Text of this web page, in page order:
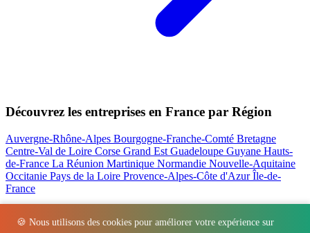
🍪 Nous utilisons des cookies pour améliorer votre expérience sur
Découvrez les entreprises en France par Région
Auvergne-Rhône-Alpes Bourgogne-Franche-Comté Bretagne
Centre-Val de Loire Corse Grand Est Guadeloupe Guyane Hauts-
de-France La Réunion Martinique Normandie Nouvelle-Aquitaine
Occitanie Pays de la Loire Provence-Alpes-Côte d'AzurÎle-de-
France
Nos actualités les plus consultées